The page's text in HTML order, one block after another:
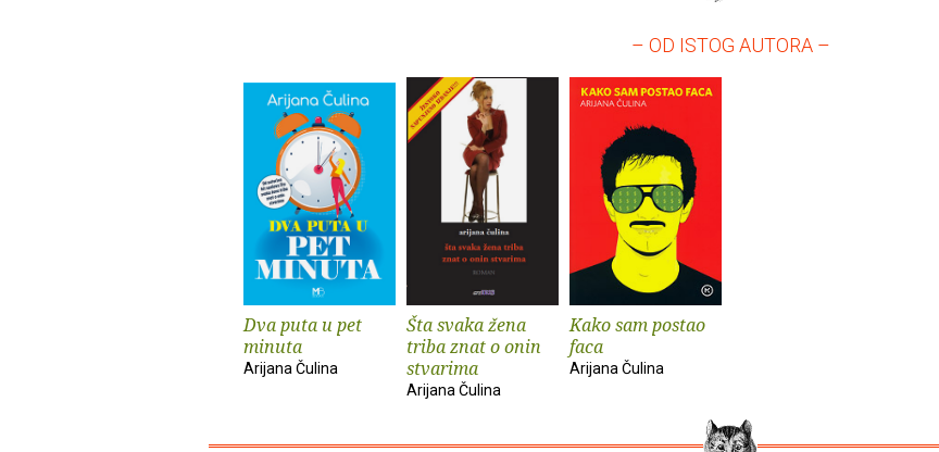
– OD ISTOG AUTORA –
Dva puta u pet
minuta
Arijana Čulina
Šta svaka žena
triba znat o onin
stvarima
Arijana Čulina
Kako sam postao
faca
Arijana Čulina